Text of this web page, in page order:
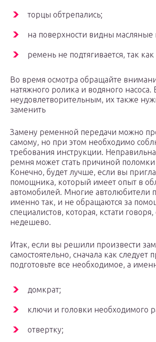
торцы обтрепались;
на поверхности видны масляные
ремень не подтягивается, так как
Во время осмотра обращайте
натяжного ролика и водяного насоса.
неудовлетворительным, их также
заменить
Замену ременной передачи можно
самому, но при этом необходимо
требования инструкции.
ремня может стать причиной поломки
Конечно, будет лучше, если вы
помощника, который имеет опыт в
автомобилей. Многие автолюбители
именно так, и не обращаются за
специалистов, которая, кстати говоря,
недешево.
Итак, если вы решили произвести
самостоятельно, сначала как следует
подготовьте все необходимое, а
домкрат;
ключи и головки необходимого
отвертку;